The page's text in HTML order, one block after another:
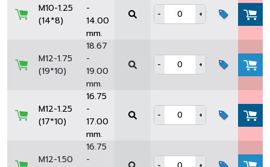
M10-1.25
(14*8)
-
14.00
mm.
- +
M12-1.75
(19*10)
18.67
-
19.00
mm.
- +
M12-1.25
(17*10)
16.75
-
17.00
mm.
- +
M12-1.50
16.75
-